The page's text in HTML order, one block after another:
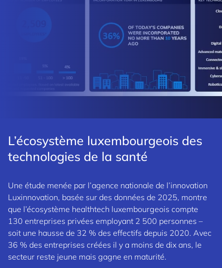
L’écosystème luxembourgeois des
technologies de la santé
Une étude menée par l’agence nationale de l’innovation
Luxinnovation, basée sur des données de 2025, montre
que l’écosystème healthtech luxembourgeois compte
130 entreprises privées employant 2 500 personnes –
soit une hausse de 32 % des effectifs depuis 2020. Avec
36 % des entreprises créées il y a moins de dix ans, le
secteur reste jeune mais gagne en maturité.